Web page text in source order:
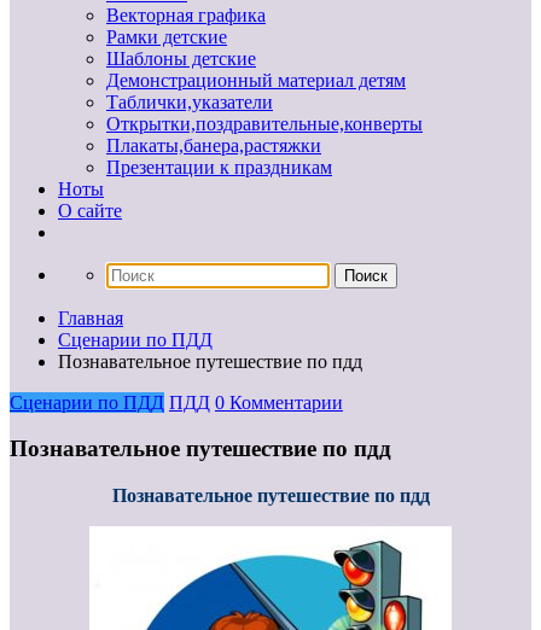
Векторная графика
Рамки детские
Шаблоны детские
Демонстрационный материал детям
Таблички,указатели
Открытки,поздравительные,конверты
Плакаты,банера,растяжки
Презентации к праздникам
Ноты
О сайте
Главная
Сценарии по ПДД
Познавательное путешествие по пдд
Сценарии по ПДД ПДД 0 Комментарии
Познавательное путешествие по пдд
Познавательное путешествие по пдд